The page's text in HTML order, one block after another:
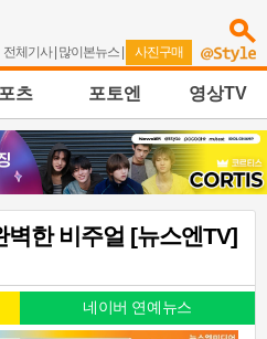
전체기사| 많이본뉴스 | 사진구매
츠 포토엔 영상TV
벽한 비주얼 [뉴스엔TV]
네이버 연예뉴스